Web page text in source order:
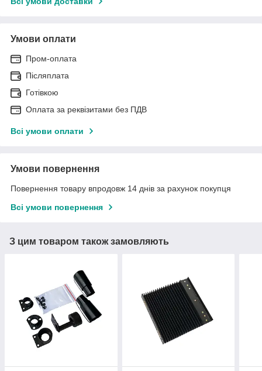
Умови оплати
Пром-оплата
Післяплата
Готівкою
Оплата за реквізитами без ПДВ
Всі умови оплати
Умови повернення
Повернення товару впродовж 14 днів за рахунок покупця
Всі умови повернення
З цим товаром також замовляють